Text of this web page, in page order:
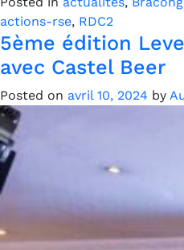
actions-rse, RDC2
5ème édition
avec Castel Beer
Posted on avril 10, 2024 by